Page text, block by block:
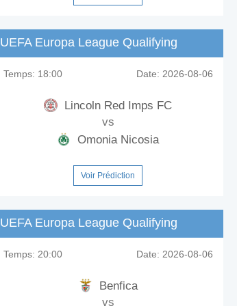
UEFA Europa League Qualifying
Temps: 18:00 Date: 2026-08-06
Lincoln Red Imps FC
vs
Omonia Nicosia
Voir Prédiction
UEFA Europa League Qualifying
Temps: 20:00 Date: 2026-08-06
Benfica
vs